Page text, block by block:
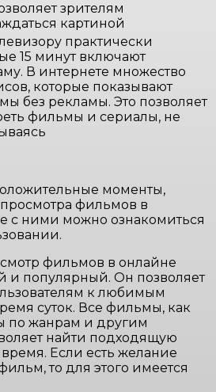
зрителям
картиной
практически
15 минут включают
В интернете множество
которые показывают
без рекламы. Это позволяет
фильмы и сериалы, не
моменты,
фильмов в
с ними можно ознакомиться
фильмов в онлайне
и популярный. Он позволяет
к любимым
суток. Все фильмы, как
по жанрам и другим
найти подходящую
Если есть желание
то для этого имеется